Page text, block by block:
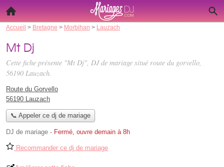
Accueil > Bretagne > Morbihan > Lauzach
Mt Dj
Cette fiche présente "Mt Dj", DJ de mariage situé route du gorvello,
56190 Lauzach.
Route du Gorvello
56190 Lauzach
📞 Appeler ce dj de mariage
DJ de mariage - Fermé, ouvre demain à 8h
Recommander ce dj de mariage